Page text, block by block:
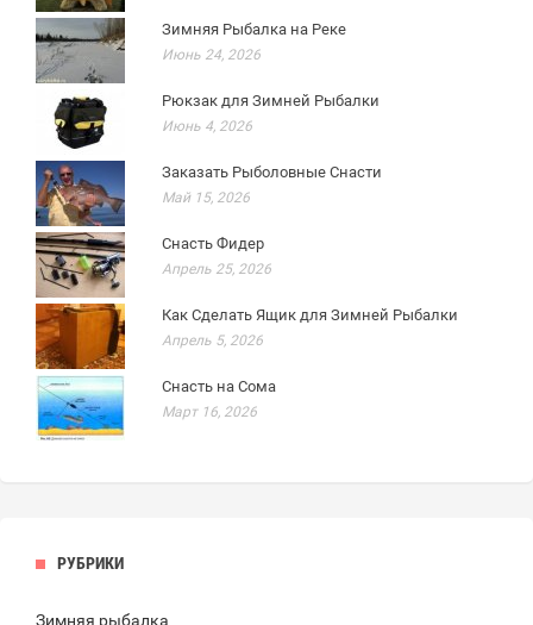
Зимняя Рыбалка на Реке
Июнь 24, 2026
Рюкзак для Зимней Рыбалки
Июнь 4, 2026
Заказать Рыболовные Снасти
Май 15, 2026
Снасть Фидер
Апрель 25, 2026
Как Сделать Ящик для Зимней Рыбалки
Апрель 5, 2026
Снасть на Сома
Март 16, 2026
РУБРИКИ
Зимняя рыбалка